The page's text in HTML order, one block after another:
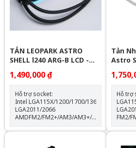
TẢN LEOPARK ASTRO
SHELL l240 ARG-B LCD -
1,490,000 ₫
Hỗ trợ socket:
Intel LGA115X/1200/1700/1366
LGA2011/2066
AMDFM2/FM2+/AM3/AM3+/AM4/AM5
Thông số kỹ thuật: Kích thước
quạt: 120*120*25mm Tốc độ
Tản
Astro
Hỗ trợ
FM2/
Kích